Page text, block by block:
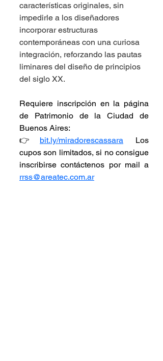
características originales, sin
impedirle a los diseñadores
incorporar estructuras
contemporáneas con una curiosa
integración, reforzando las pautas
liminares del diseño de principios
del siglo XX.
Requiere inscripción en la página
de Patrimonio de la Ciudad de
Buenos Aires:
👉 bit.ly/miradorescassara
  Los
cupos son limitados, si no consigue
rrss@areatec.com.ar